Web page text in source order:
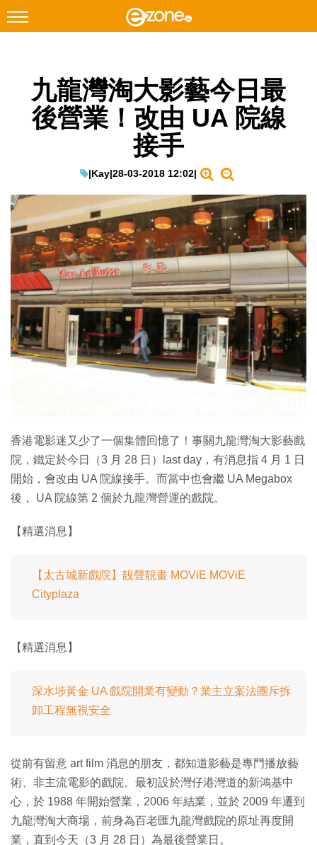
Facebook Instagram
科技焦點
教學評測
EduTech
IT Times
生成式AI與雲端應用
Enterprise Digital Transformation
特集
九龍灣淘大影藝今日最
後營業！改由 UA 院線
接手
|Kay|28-03-2018 12:02|
香港電影迷又少了一個集體回憶了！事關九龍灣淘大影藝戲
院，鐵定於今日（3 月 28 日）last day，有消息指 4 月 1 日
開始，會改由 UA 院線接手。而當中也會繼 UA Megabox
後， UA 院線第 2 個於九龍灣營運的戲院。
【精選消息】
【太古城新戲院】靚聲靚畫 MOViE MOViE
Cityplaza
【精選消息】
深水埗黃金 UA 戲院開業有變動？業主立案法團斥拆
卸工程無視安全
從前有留意 art film 消息的朋友，都知道影藝是專門播放藝
術、非主流電影的戲院。最初設於灣仔港灣道的新鴻基中
心，於 1988 年開始營業，2006 年結業，並於 2009 年遷到
九龍灣淘大商場，前身為百老匯九龍灣戲院的原址再度開
業，直到今天（3 月 28 日）為最後營業日。